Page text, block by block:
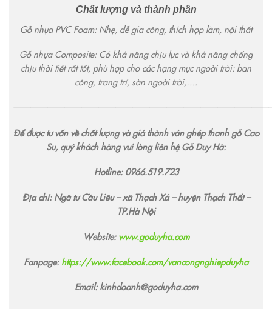
Chất lượng và thành phần
Gỗ nhựa PVC Foam: Nhẹ, dễ gia công, thích hợp làm, nội thất
Gỗ nhựa Composite: Có khả năng chịu lực và khả năng chống
chịu thời tiết rất tốt, phù hợp cho các hạng mục ngoài trời: ban
công, trang trí, sàn ngoài trời,….
Để được tư vấn về chất lượng và giá thành ván ghép thanh gỗ Cao
Su, quý khách hàng vui lòng liên hệ Gỗ Duy Hà:
Hotline: 0966.519.723
Địa chỉ: Ngã tư Cầu Liêu – xã Thạch Xá – huyện Thạch Thất –
TP.Hà Nội
Website: www.goduyha.com
Fanpage: https://www.facebook.com/vancongnghiepduyha
Email: kinhdoanh@goduyha.com